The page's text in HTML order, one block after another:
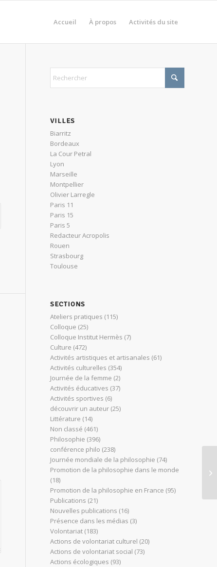
Accueil À propos Activités du site
VILLES
Biarritz
Bordeaux
La Cour Petral
Lyon
Marseille
Montpellier
Olivier Larregle
Paris 11
Paris 15
Paris 5
Redacteur Acropolis
Rouen
Strasbourg
Toulouse
SECTIONS
Ateliers pratiques (115)
Colloque (25)
Colloque Institut Hermès (7)
Culture (472)
Activités artistiques et artisanales (61)
Activités culturelles (354)
Journée de la femme (2)
Activités éducatives (37)
Activités sportives (6)
découvrir un auteur (25)
Littérature (14)
Non classé (461)
Philosophie (396)
conférence philo (238)
Journée mondiale de la philosophie (74)
Promotion de la philosophie dans le monde
(18)
Promotion de la philosophie en France (95)
Publications (21)
Nouvelles publications (16)
Présence dans les médias (3)
Volontariat (183)
Actions de volontariat culturel (20)
Actions de volontariat social (73)
Actions écologiques (93)